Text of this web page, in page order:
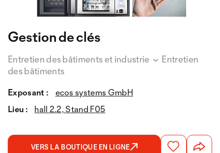
Gestion de clés
Entretien des bâtiments et industrie
Entretien
des bâtiments
Exposant :
ecos systems GmbH
Lieu :
hall 2.2, Stand F05
VERS LA BOUTIQUE EN LIGNE